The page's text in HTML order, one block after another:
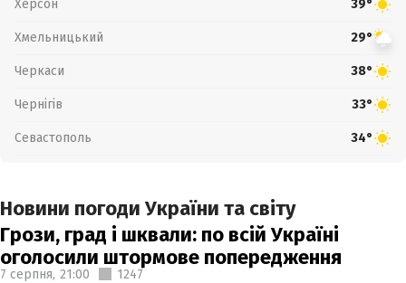
Херсон 39°
Хмельницький 29°
Черкаси 38°
Чернігів 33°
Севастополь 34°
Новини погоди України та світу
Грози, град і шквали: по всій Україні
оголосили штормове попередження
7 серпня, 21:00 1247